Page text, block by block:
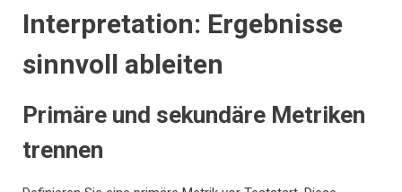
Interpretation: Ergebnisse
sinnvoll ableiten
Primäre und sekundäre Metriken
trennen